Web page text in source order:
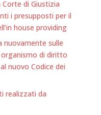
di Giustizia
i presupposti per il
house providing
nuovamente sulle
di diritto
nuovo Codice dei
realizzati da